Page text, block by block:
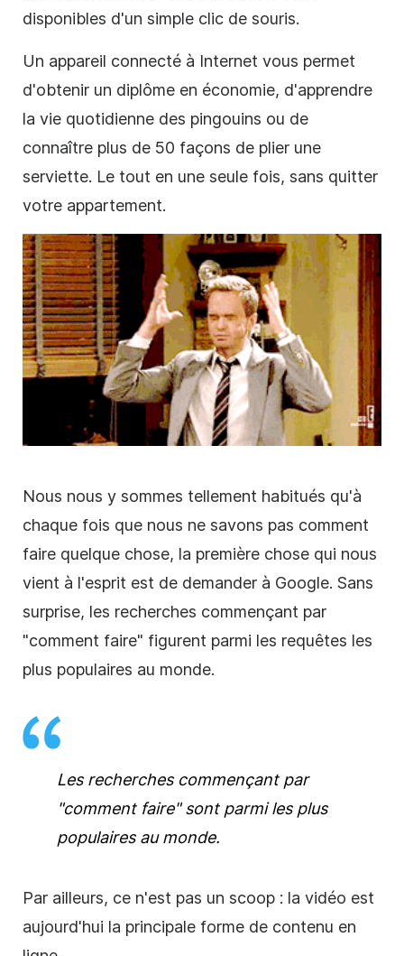
disponibles d'un simple clic de souris.
Un appareil connecté à Internet vous permet
d'obtenir un diplôme en économie, d'apprendre
la vie quotidienne des pingouins ou de
connaître plus de 50 façons de plier une
serviette. Le tout en une seule fois, sans quitter
votre appartement.
Nous nous y sommes tellement habitués qu'à
chaque fois que nous ne savons pas comment
faire quelque chose, la première chose qui nous
vient à l'esprit est de demander à Google. Sans
surprise, les recherches commençant par
"comment faire" figurent parmi les requêtes les
plus populaires au monde.
Les recherches commençant par
"comment faire" sont parmi les plus
populaires au monde.
Par ailleurs, ce n'est pas un scoop : la vidéo est
aujourd'hui la principale forme de contenu en